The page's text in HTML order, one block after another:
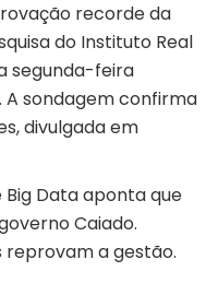
recorde da
do Instituto Real
segunda-feira
A sondagem confirma
divulgada em
Data aponta que
Caiado.
reprovam a gestão.